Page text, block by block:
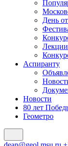
День
Аспиранту
Новости
80 лет
Геометро